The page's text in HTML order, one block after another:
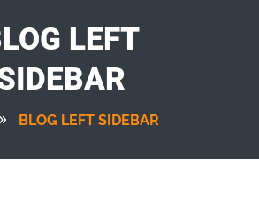
LEFT
BLOG LEFT SIDEBAR